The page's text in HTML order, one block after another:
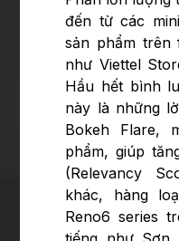
đến từ các
sản phẩm trên
như Viettel
Hầu hết bình
này là những
Bokeh Flare,
phẩm, giúp
(Relevancy
khác, hàng
Reno6 series